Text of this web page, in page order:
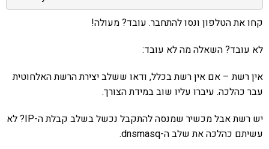
קחו את הטלפון ונסו להתחבר. עובד? מעולה!
לא עובד? השאלה מה לא עובד:
אין רשת – אם אין רשת בכלל, ודאו ששלב יצירת הרשת האלחוטית
עבר כהלכה. עיברו עליו שוב במידת הצורך.
יש רשת אבל מכשיר שמנסה להתקבל נכשל בשלב קבלת ה-IP? לא
עשיתם כהלכה את שלב ה-dnsmasq.